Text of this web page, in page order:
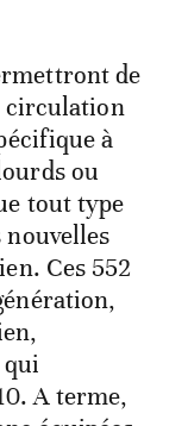
de
circulation
à
ou
tout type
nouvelles
Ces 552
qui
A terme,